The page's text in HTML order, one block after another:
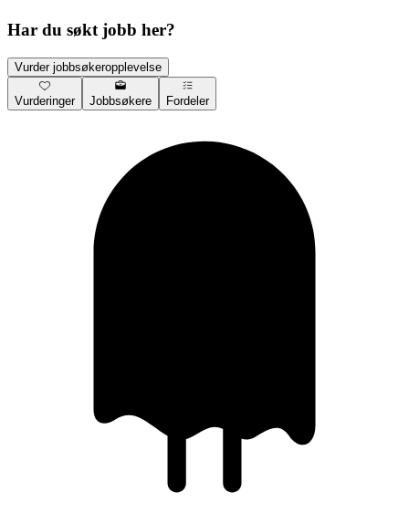
Har du søkt jobb her?
Vurder jobbsøkeropplevelse
Vurderinger Jobbsøkere Fordeler